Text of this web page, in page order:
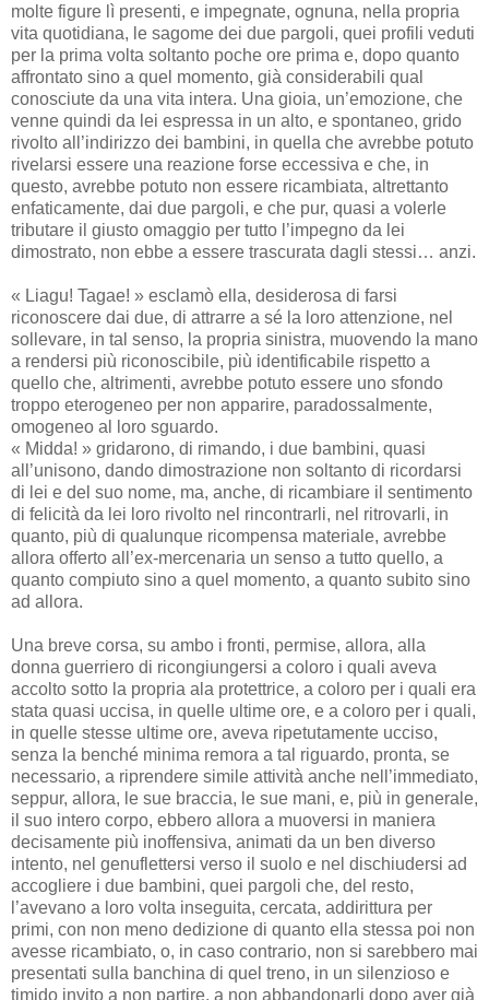
molte figure lì presenti, e impegnate, ognuna, nella propria
vita quotidiana, le sagome dei due pargoli, quei profili veduti
per la prima volta soltanto poche ore prima e, dopo quanto
affrontato sino a quel momento, già considerabili qual
conosciute da una vita intera. Una gioia, un’emozione, che
venne quindi da lei espressa in un alto, e spontaneo, grido
rivolto all’indirizzo dei bambini, in quella che avrebbe potuto
rivelarsi essere una reazione forse eccessiva e che, in
questo, avrebbe potuto non essere ricambiata, altrettanto
enfaticamente, dai due pargoli, e che pur, quasi a volerle
tributare il giusto omaggio per tutto l’impegno da lei
dimostrato, non ebbe a essere trascurata dagli stessi… anzi.
« Liagu! Tagae! » esclamò ella, desiderosa di farsi
riconoscere dai due, di attrarre a sé la loro attenzione, nel
sollevare, in tal senso, la propria sinistra, muovendo la mano
a rendersi più riconoscibile, più identificabile rispetto a
quello che, altrimenti, avrebbe potuto essere uno sfondo
troppo eterogeneo per non apparire, paradossalmente,
omogeneo al loro sguardo.
« Midda! » gridarono, di rimando, i due bambini, quasi
all’unisono, dando dimostrazione non soltanto di ricordarsi
di lei e del suo nome, ma, anche, di ricambiare il sentimento
di felicità da lei loro rivolto nel rincontrarli, nel ritrovarli, in
quanto, più di qualunque ricompensa materiale, avrebbe
allora offerto all’ex-mercenaria un senso a tutto quello, a
quanto compiuto sino a quel momento, a quanto subito sino
ad allora.
Una breve corsa, su ambo i fronti, permise, allora, alla
donna guerriero di ricongiungersi a coloro i quali aveva
accolto sotto la propria ala protettrice, a coloro per i quali era
stata quasi uccisa, in quelle ultime ore, e a coloro per i quali,
in quelle stesse ultime ore, aveva ripetutamente ucciso,
senza la benché minima remora a tal riguardo, pronta, se
necessario, a riprendere simile attività anche nell’immediato,
seppur, allora, le sue braccia, le sue mani, e, più in generale,
il suo intero corpo, ebbero allora a muoversi in maniera
decisamente più inoffensiva, animati da un ben diverso
intento, nel genuflettersi verso il suolo e nel dischiudersi ad
accogliere i due bambini, quei pargoli che, del resto,
l’avevano a loro volta inseguita, cercata, addirittura per
primi, con non meno dedizione di quanto ella stessa poi non
avesse ricambiato, o, in caso contrario, non si sarebbero mai
presentati sulla banchina di quel treno, in un silenzioso e
timido invito a non partire, a non abbandonarli dopo aver già